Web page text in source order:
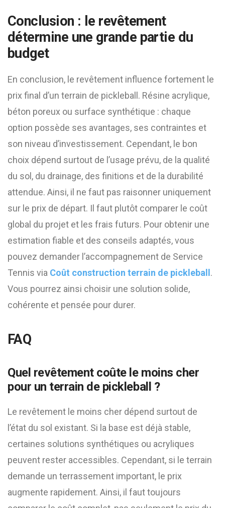
Conclusion : le revêtement
détermine une grande partie du
budget
En conclusion, le revêtement influence fortement le
prix final d’un terrain de pickleball. Résine acrylique,
béton poreux ou surface synthétique : chaque
option possède ses avantages, ses contraintes et
son niveau d’investissement. Cependant, le bon
choix dépend surtout de l’usage prévu, de la qualité
du sol, du drainage, des finitions et de la durabilité
attendue. Ainsi, il ne faut pas raisonner uniquement
sur le prix de départ. Il faut plutôt comparer le coût
global du projet et les frais futurs. Pour obtenir une
estimation fiable et des conseils adaptés, vous
pouvez demander l’accompagnement de Service
Tennis via Coût construction terrain de pickleball .
Vous pourrez ainsi choisir une solution solide,
cohérente et pensée pour durer.
FAQ
Quel revêtement coûte le moins cher
pour un terrain de pickleball ?
Le revêtement le moins cher dépend surtout de
l’état du sol existant. Si la base est déjà stable,
certaines solutions synthétiques ou acryliques
peuvent rester accessibles. Cependant, si le terrain
demande un terrassement important, le prix
augmente rapidement. Ainsi, il faut toujours